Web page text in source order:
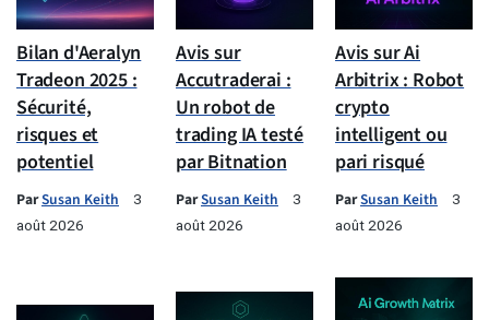
Bilan d'Aeralyn
Tradeon 2025 :
Sécurité,
risques et
potentiel
ParSusan Keith
3
août 2026
Avis sur
Accutraderai :
Un robot de
trading IA testé
par Bitnation
ParSusan Keith
3
août 2026
Avis sur Ai
Arbitrix : Robot
crypto
intelligent ou
pari risqué
ParSusan Keith
3
août 2026